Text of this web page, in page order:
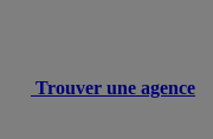
Trouver une agence